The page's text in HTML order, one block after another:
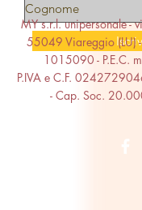
MY s.r.l. unipersonale -
55049 Viareggio (LU)
1015090 - P.E.C.
P.IVA e C.F.
- Cap. Soc.